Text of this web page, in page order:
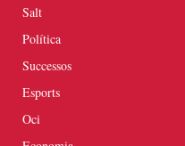
Salt
Política
Successos
Esports
Oci